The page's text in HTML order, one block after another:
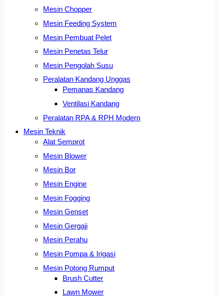
Mesin Chopper
Mesin Feeding System
Mesin Pembuat Pelet
Mesin Penetas Telur
Mesin Pengolah Susu
Peralatan Kandang Unggas
Pemanas Kandang
Ventilasi Kandang
Peralatan RPA & RPH Modern
Mesin Teknik
Alat Semprot
Mesin Blower
Mesin Bor
Mesin Engine
Mesin Fogging
Mesin Genset
Mesin Gergaji
Mesin Perahu
Mesin Pompa & Irigasi
Mesin Potong Rumput
Brush Cutter
Lawn Mower